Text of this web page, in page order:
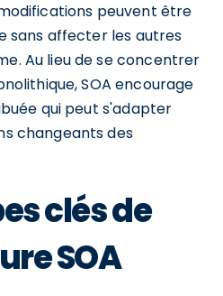
peuvent être
sans affecter les autres
Au lieu de se concentrer
SOA encourage
qui peut s'adapter
changeants des
clés de
SOA